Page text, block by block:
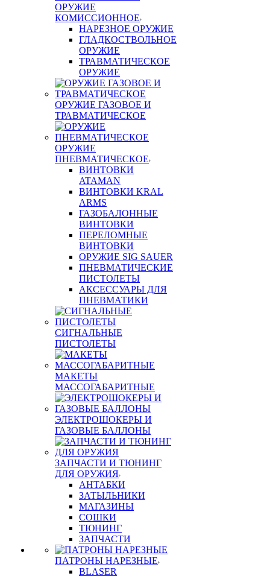
ОРУЖИЕ
КОМИССИОННОЕ
НАРЕЗНОЕ ОРУЖИЕ
ГЛАДКОСТВОЛЬНОЕ
ОРУЖИЕ
ТРАВМАТИЧЕСКОЕ
ОРУЖИЕ
ОРУЖИЕ ГАЗОВОЕ И
ТРАВМАТИЧЕСКОЕ
ОРУЖИЕ
ПНЕВМАТИЧЕСКОЕ
ВИНТОВКИ
ATAMAN
ВИНТОВКИ KRAL
ARMS
ГАЗОБАЛОННЫЕ
ВИНТОВКИ
ПЕРЕЛОМНЫЕ
ВИНТОВКИ
ОРУЖИЕ SIG SAUER
ПНЕВМАТИЧЕСКИЕ
ПИСТОЛЕТЫ
АКСЕССУАРЫ ДЛЯ
ПНЕВМАТИКИ
СИГНАЛЬНЫЕ
ПИСТОЛЕТЫ
МАКЕТЫ
МАССОГАБАРИТНЫЕ
ЭЛЕКТРОШОКЕРЫ И
ГАЗОВЫЕ БАЛЛОНЫ
ЗАПЧАСТИ И ТЮНИНГ
ДЛЯ ОРУЖИЯ
АНТАБКИ
ЗАТЫЛЬНИКИ
МАГАЗИНЫ
СОШКИ
ТЮНИНГ
ЗАПЧАСТИ
ПАТРОНЫ НАРЕЗНЫЕ
BLASER